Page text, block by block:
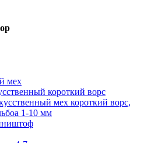
мех
короткий ворс
мех короткий ворс,
1-10 мм